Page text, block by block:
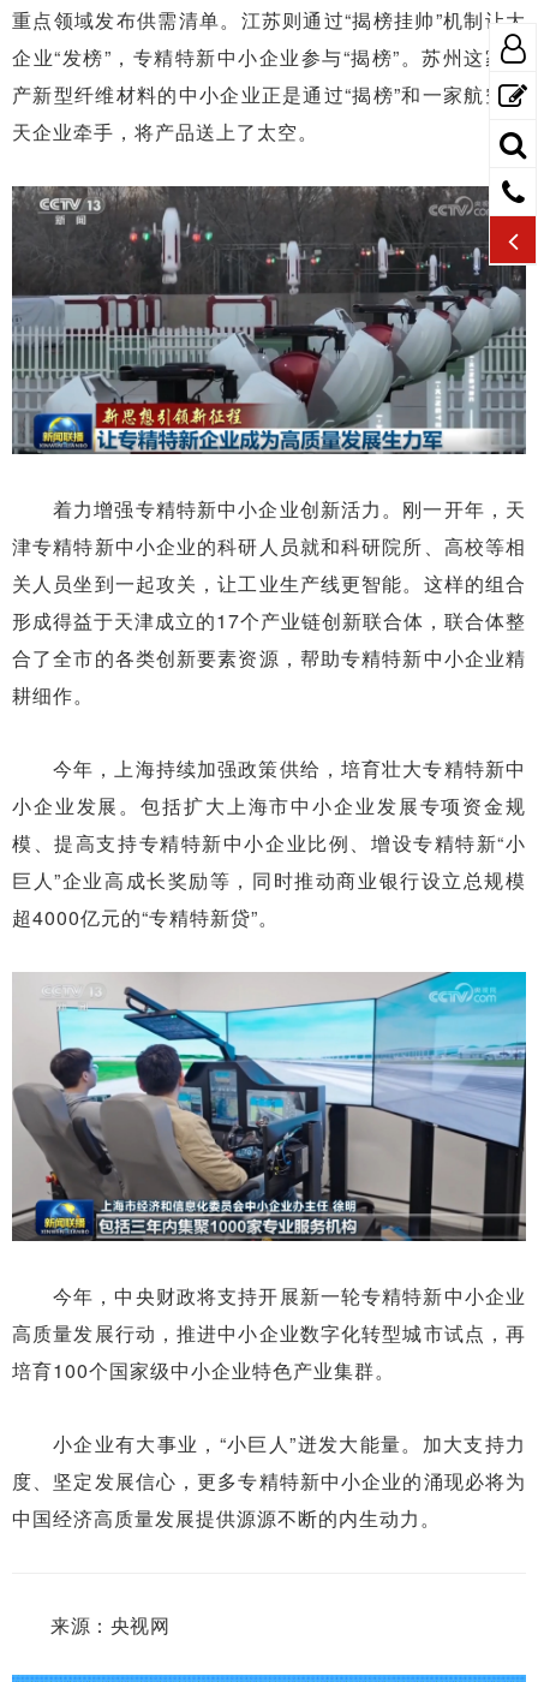
重点领域发布供需清单。江苏则通过“揭榜挂帅”机制让大
企业“发榜”，专精特新中小企业参与“揭榜”。苏州这家生
产新型纤维材料的中小企业正是通过“揭榜”和一家航空航
天企业牵手，将产品送上了太空。
着力增强专精特新中小企业创新活力。刚一开年，天
津专精特新中小企业的科研人员就和科研院所、高校等相
关人员坐到一起攻关，让工业生产线更智能。这样的组合
形成得益于天津成立的17个产业链创新联合体，联合体整
合了全市的各类创新要素资源，帮助专精特新中小企业精
耕细作。
今年，上海持续加强政策供给，培育壮大专精特新中
小企业发展。包括扩大上海市中小企业发展专项资金规
模、提高支持专精特新中小企业比例、增设专精特新“小
巨人”企业高成长奖励等，同时推动商业银行设立总规模
超4000亿元的“专精特新贷”。
今年，中央财政将支持开展新一轮专精特新中小企业
高质量发展行动，推进中小企业数字化转型城市试点，再
培育100个国家级中小企业特色产业集群。
小企业有大事业，“小巨人”迸发大能量。加大支持力
度、坚定发展信心，更多专精特新中小企业的涌现必将为
中国经济高质量发展提供源源不断的内生动力。
来源：央视网